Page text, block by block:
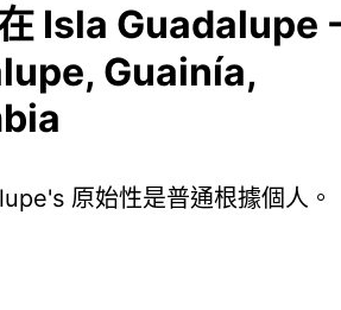
Isla Guadalupe
Guainía,
原始性是普通根據個人。